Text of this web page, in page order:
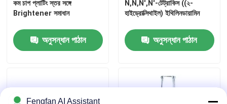
রাসায়নিক মধ্যবর্তী
পোস্ট চিকিত্সা রাসায়নিক
কম চাপ প্লাটিং স্তর সঙ্গে
Brightener সমাধান
অনুসন্ধান পাঠান
N,N,N',N'-টেট্রাকিস ((২-
হাইড্রোক্সিথাইল) ইথিলিনডায়ামিন
অনুসন্ধান পাঠান
Fengfan AI Assistant